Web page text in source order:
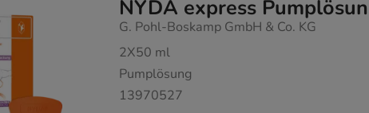
NYDA express
G. Pohl-Boskamp GmbH & Co. KG
2X50 ml
Pumplösung
13970527